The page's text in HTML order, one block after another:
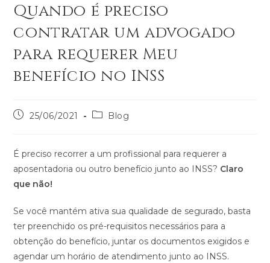
Quando é preciso
contratar um advogado
para requerer Meu
benefício no INSS
25/06/2021 Blog
É preciso recorrer a um profissional para requerer a
aposentadoria ou outro benefício junto ao INSS? Claro
que não!
Se você mantém ativa sua qualidade de segurado, basta
ter preenchido os pré-requisitos necessários para a
obtenção do benefício, juntar os documentos exigidos e
agendar um horário de atendimento junto ao INSS.